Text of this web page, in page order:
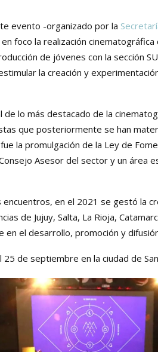
evento -organizado por la
foco la realización
de jóvenes con la sección
la creación y
de lo más destacado de la
que posteriormente se han
la promulgación de la Ley de
Asesor del sector y un
en el 2021 se gestó la
de Jujuy, Salta, La Rioja,
el desarrollo, promoción y
de septiembre en la ciudad de